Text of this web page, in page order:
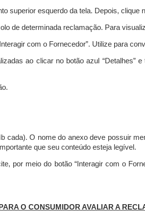
superior esquerdo da tela. Depois, clique
de determinada reclamação. Para
com o Fornecedor”. Utilize para
ao clicar no botão azul “Detalhes”
cada). O nome do anexo deve possuir
que seu conteúdo esteja legível.
por meio do botão “Interagir com o
O CONSUMIDOR AVALIAR A